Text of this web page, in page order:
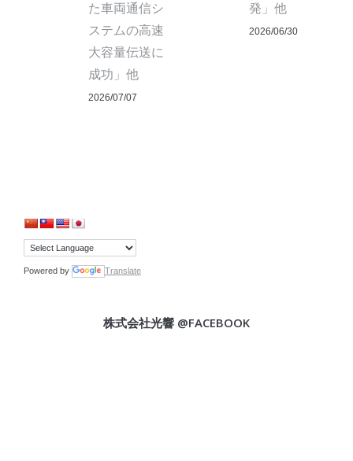
た車両通信シ
ステムの高速
大容量伝送に
成功」他
2026/07/07
発」他
2026/06/30
Powered by Translate
株式会社光響 @FACEBOOK